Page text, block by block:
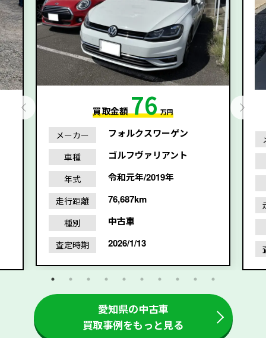
買取金額76 万円
メーカー フォルクスワーゲン
車種 ゴルフヴァリアント
年式 令和元年/2019年
走行距離 76,687km
種別 中古車
査定時期 2026/1/13
愛知県の中古車
買取事例をもっと見る